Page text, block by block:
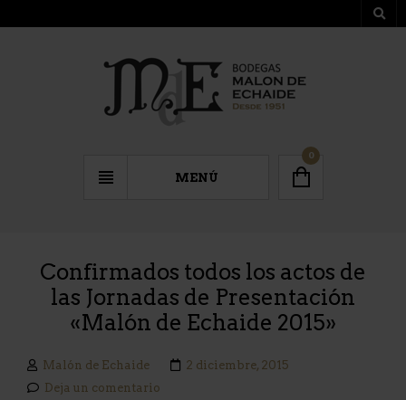
MENÚ
0
Confirmados todos los actos de
las Jornadas de Presentación
«Malón de Echaide 2015»
Malón de Echaide
2 diciembre, 2015
Deja un comentario